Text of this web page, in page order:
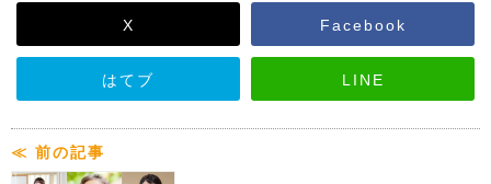
X Facebook
はてブ LINE
≪ 前の記事